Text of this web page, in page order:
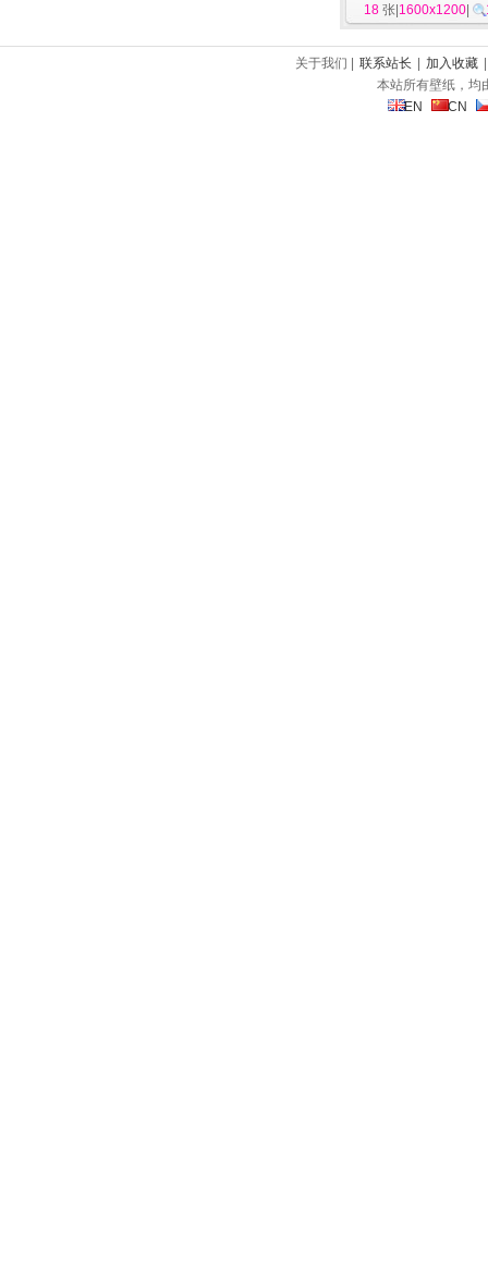
18 张| 1600x1200
关于我们 | 联系站长 加入收藏
本站所有壁纸，均
EN
CN